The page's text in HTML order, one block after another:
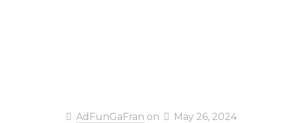
AdFunGaFran on May 26, 2024